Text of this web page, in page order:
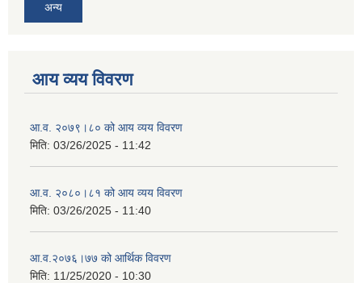
अन्य
आय व्यय विवरण
आ.व. २०७९।८० को आय व्यय विवरण
मिति: 03/26/2025 - 11:42
आ.व. २०८०।८१ को आय व्यय विवरण
मिति: 03/26/2025 - 11:40
आ.व.२०७६।७७ को आर्थिक विवरण
मिति: 11/25/2020 - 10:30